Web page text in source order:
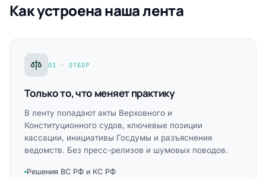
Как устроена наша лента
01 · ОТБОР
Только то, что меняет практику
В ленту попадают акты Верховного и
Конституционного судов, ключевые позиции
кассации, инициативы Госдумы и разъяснения
ведомств. Без пресс-релизов и шумовых поводов.
Решения ВС РФ и КС РФ